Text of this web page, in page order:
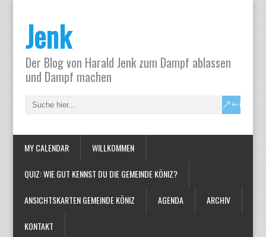
Jenk
Der Blog von Harald Jenk zum Dampf ablassen
und Dampf machen
MY CALENDAR WILLKOMMEN
QUIZ: WIE GUT KENNST DU DIE GEMEINDE KÖNIZ?
ANSICHTSKARTEN GEMEINDE KÖNIZ AGENDA ARCHIV
KONTAKT